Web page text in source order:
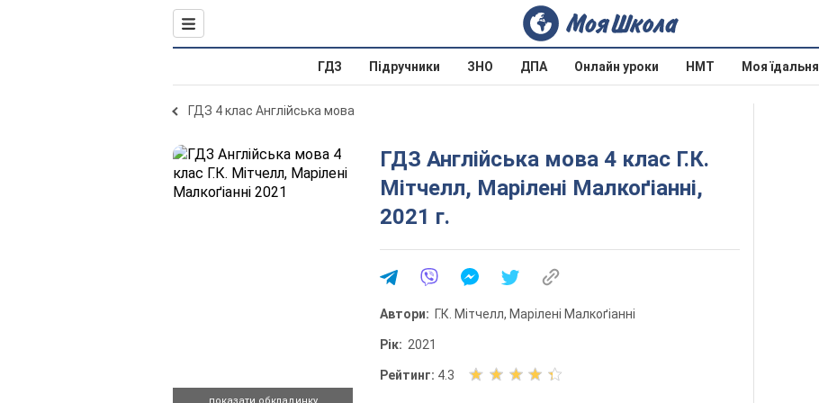
ГДЗ Підручники ЗНО ДПА Онлайн уроки НМТ Моя їдальня
ГДЗ 4 клас Англійська мова
ГДЗ Англійська мова 4 клас Г.К.
Мітчелл, Марілені Малкоґіанні,
2021 г.
Автори: Г.К. Мітчелл, Марілені Малкоґіанні
Рік: 2021
Рейтинг: 4.3
О